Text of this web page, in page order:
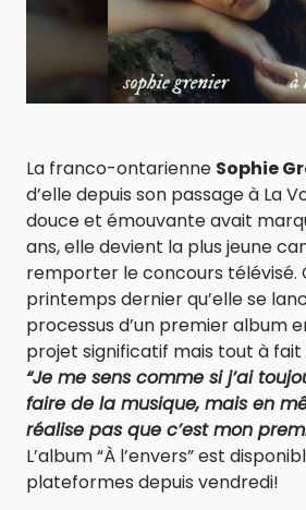
La franco-ontarienne Sophie
d’elle depuis son passage à La
douce et émouvante avait
ans, elle devient la plus jeune
remporter le concours télévisé.
printemps dernier qu’elle se
processus d’un premier album
projet significatif mais tout à
“Je me sens comme si j’ai
faire de la musique, mais en
réalise pas que c’est mon
L’album “À l’envers” est
plateformes depuis vendredi!